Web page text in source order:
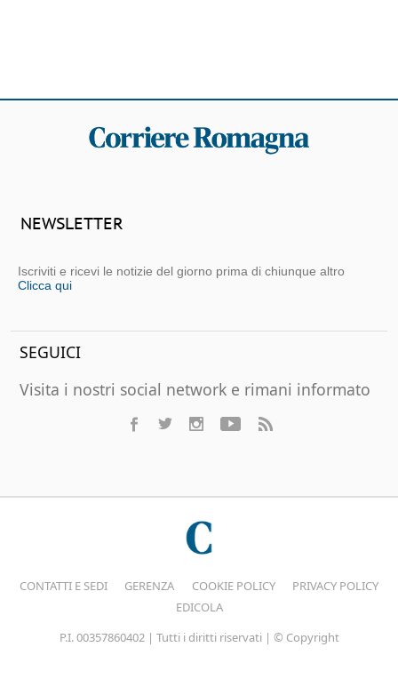
NEWSLETTER
Iscriviti e ricevi le notizie del giorno prima di chiunque altro
Clicca qui
SEGUICI
Visita i nostri social network e rimani informato
CONTATTI E SEDI GERENZA COOKIE POLICY
PRIVACY POLICY
EDICOLA
P.I. 00357860402 | Tutti i diritti riservati | © Copyright